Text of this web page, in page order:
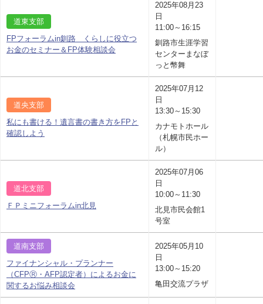
道東支部
FPフォーラムin釧路 くらしに役立つ
お金のセミナー＆FP体験相談会
2025年08月23
日
11:00～16:15
釧路市生涯学習
センターまなぼ
っと幣舞
道央支部
私にも書ける！遺言書の書き方をFPと
確認しよう
2025年07月12
日
13:30～15:30
カナモトホール
（札幌市民ホー
ル）
道北支部
ＦＰミニフォーラムin北見
2025年07月06
日
10:00～11:30
北見市民会館1
号室
道南支部
ファイナンシャル・プランナー
（CFPⓇ・AFP認定者）によるお金に
関するお悩み相談会
2025年05月10
日
13:00～15:20
亀田交流プラザ